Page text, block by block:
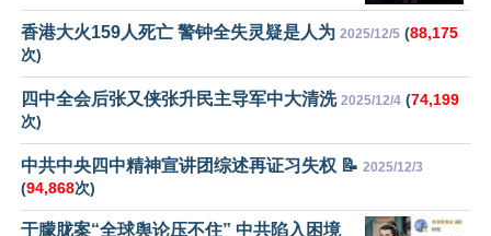
香港大火159人死亡 警钟全失灵疑是人为 2025/12/5 (88,175
次)
四中全会后张又侠张升民主导军中大清洗 2025/12/4 (74,199
次)
中共中央四中精神宣讲团综述再证习失权 📝 2025/12/3
(94,868次)
于朦胧案“全球舆论压不住” 中共陷入困境